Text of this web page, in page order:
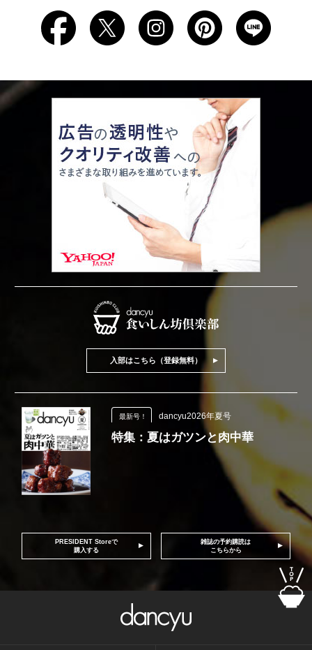
入部はこちら（登録無料）
最新号！ dancyu2026年夏号
特集：夏はガツンと肉中華
PRESIDENT Storeで
購入する
雑誌の予約購読は
こちらから